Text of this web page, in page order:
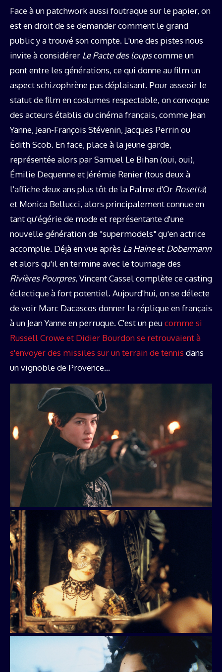
Face à un patchwork aussi foutraque sur le papier, on
est en droit de se demander comment le grand
public y a trouvé son compte. L'une des pistes nous
invite à considérer Le Pacte des loupscomme un
pont entre les générations, ce qui donne au film un
aspect schizophrène pas déplaisant. Pour asseoir le
statut de film en costumes respectable, on convoque
des acteurs établis du cinéma français, comme Jean
Yanne, Jean-François Stévenin, Jacques Perrin ou
Édith Scob. En face, place à la jeune garde,
représentée alors par Samuel Le Bihan (oui, oui),
Émilie Dequenne et Jérémie Renier (tous deux à
l'affiche deux ans plus tôt de la Palme d'Or Rosetta)
et Monica Bellucci, alors principalement connue en
tant qu'égérie de mode et représentante d'une
nouvelle génération de "supermodels" qu'en actrice
accomplie. Déjà en vue après La Haineet Dobermann
et alors qu'il en termine avec le tournage des
Rivières Pourpres, Vincent Cassel complète ce casting
éclectique à fort potentiel. Aujourd'hui, on se délecte
de voir Marc Dacascos donner la réplique en français
à un Jean Yanne en perruque. C'est un peucomme si
Russell Crowe et Didier Bourdon se retrouvaient à
s'envoyer des missiles sur un terrain de tennis dans
un vignoble de Provence…